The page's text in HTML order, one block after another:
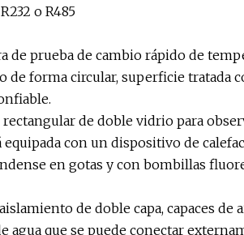
o R485
de prueba de cambio rápido de
de forma circular, superficie tratada
rectangular de doble vidrio para
equipada con un dispositivo de
en gotas y con bombillas
de doble capa, capaces
agua que se puede conectar